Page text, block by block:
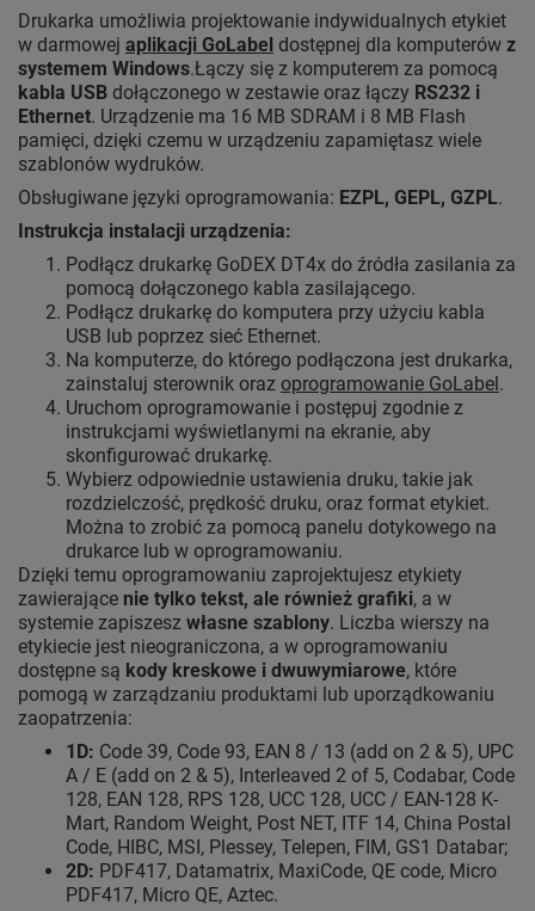
Drukarka umożliwia projektowanie indywidualnych etykiet
w darmowej aplikacji GoLabel dostępnej dla komputerów z
systemem Windows.Łączy się z komputerem za pomocą
kabla USB dołączonego w zestawie oraz łączy RS232 i
Ethernet. Urządzenie ma 16 MB SDRAM i 8 MB Flash
pamięci, dzięki czemu w urządzeniu zapamiętasz wiele
szablonów wydruków.
Obsługiwane języki oprogramowania: EZPL, GEPL, GZPL.
Instrukcja instalacji urządzenia:
Podłącz drukarkę GoDEX DT4x do źródła zasilania za
pomocą dołączonego kabla zasilającego.
Podłącz drukarkę do komputera przy użyciu kabla
USB lub poprzez sieć Ethernet.
Na komputerze, do którego podłączona jest drukarka,
zainstaluj sterownik oraz oprogramowanie GoLabel .
Uruchom oprogramowanie i postępuj zgodnie z
instrukcjami wyświetlanymi na ekranie, aby
skonfigurować drukarkę.
Wybierz odpowiednie ustawienia druku, takie jak
rozdzielczość, prędkość druku, oraz format etykiet.
Można to zrobić za pomocą panelu dotykowego na
drukarce lub w oprogramowaniu.
Dzięki temu oprogramowaniu zaprojektujesz etykiety
zawierające nie tylko tekst, ale również grafiki, a w
systemie zapiszesz własne szablony. Liczba wierszy na
etykiecie jest nieograniczona, a w oprogramowaniu
dostępne są kody kreskowe i dwuwymiarowe, które
pomogą w zarządzaniu produktami lub uporządkowaniu
zaopatrzenia:
1D: Code 39, Code 93, EAN 8 / 13 (add on 2 & 5), UPC
A / E (add on 2 & 5), Interleaved 2 of 5, Codabar, Code
128, EAN 128, RPS 128, UCC 128, UCC / EAN-128 K-
Mart, Random Weight, Post NET, ITF 14, China Postal
Code, HIBC, MSI, Plessey, Telepen, FIM, GS1 Databar;
2D: PDF417, Datamatrix, MaxiCode, QE code, Micro
PDF417, Micro QE, Aztec.